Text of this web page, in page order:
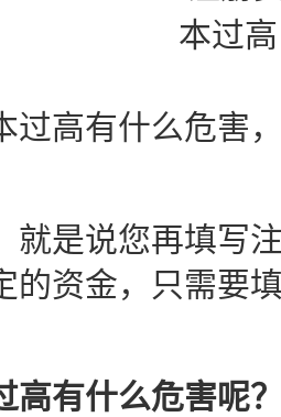
过高有什么危害
就是说您再填写
的资金，只需要
高有什么危害呢